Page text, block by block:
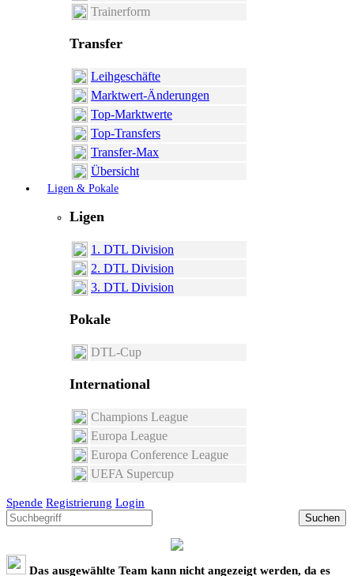
Trainerform
Transfer
Leihgeschäfte
Marktwert-Änderungen
Top-Marktwerte
Top-Transfers
Transfer-Max
Übersicht
Ligen & Pokale
Ligen
1. DTL Division
2. DTL Division
3. DTL Division
Pokale
DTL-Cup
International
Champions League
Europa League
Europa Conference League
UEFA Supercup
Spende Registrierung Login
Suchen
Das ausgewählte Team kann nicht angezeigt werden, da es